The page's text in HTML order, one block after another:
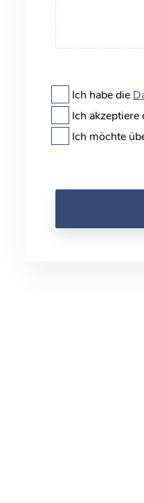
Ich habe die
Ich
Ich möchte